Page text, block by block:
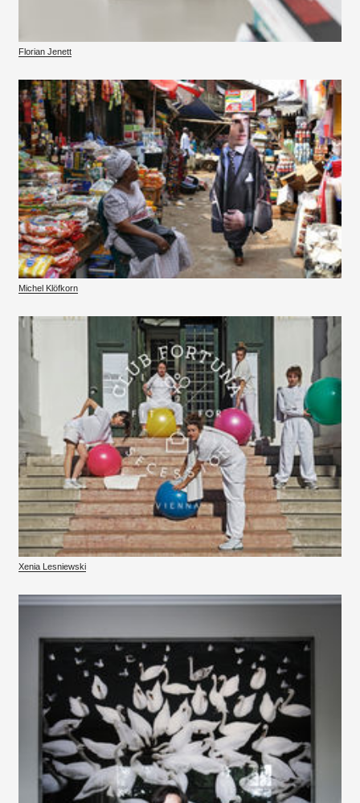
Florian Jenett
Michel Klöfkorn
Xenia Lesniewski